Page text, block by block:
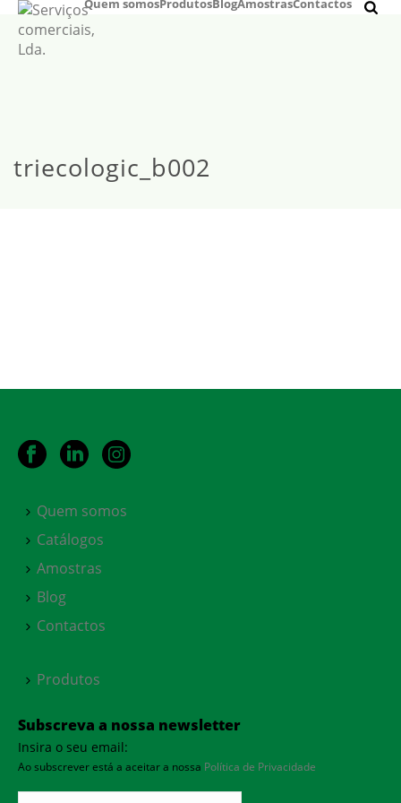
Quem somosProdutosBlogAmostrasContactos
triecologic_b002
Quem somos
Catálogos
Amostras
Blog
Contactos
Produtos
Subscreva a nossa newsletter
Insira o seu email:
Ao subscrever está a aceitar a nossa Política de Privacidade